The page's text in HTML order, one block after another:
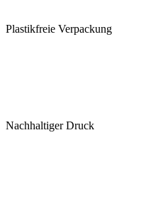
Plastikfreie Verpackung
Nachhaltiger Druck